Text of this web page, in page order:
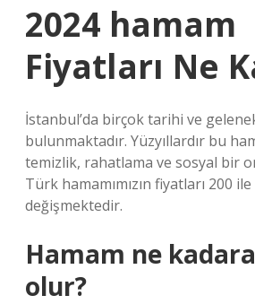
2024 hamam
Fiyatları Ne
İstanbul’da birçok tarihi ve
bulunmaktadır. Yüzyıllardır bu
temizlik, rahatlama ve sosyal bir
Türk hamamımızın fiyatları 200
değişmektedir.
Hamam ne
olur?